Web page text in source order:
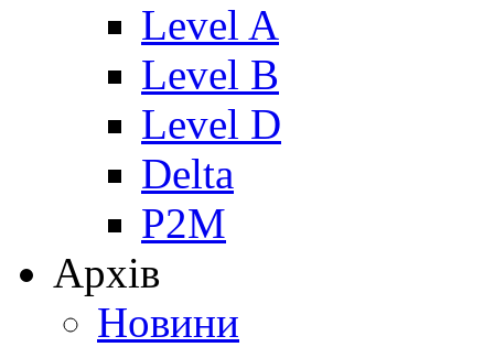
Level A
Level B
Level D
Delta
P2M
Архів
Новини